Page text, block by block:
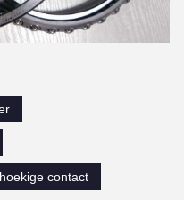
contact